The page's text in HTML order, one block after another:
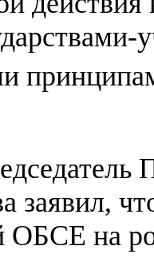
заявил,
ОБСЕ на